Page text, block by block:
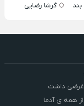
بند گرشا رضایی
داشت
همه ی آدما